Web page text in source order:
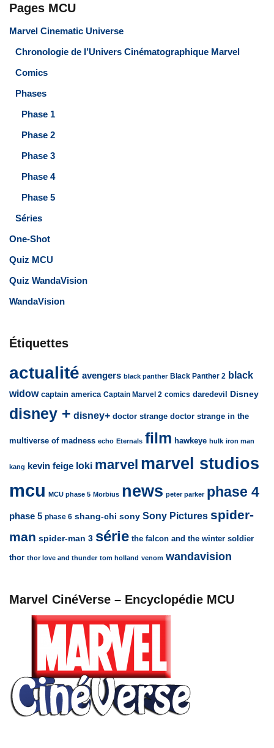
Pages MCU
Marvel Cinematic Universe
Chronologie de l’Univers Cinématographique Marvel
Comics
Phases
Phase 1
Phase 2
Phase 3
Phase 4
Phase 5
Séries
One-Shot
Quiz MCU
Quiz WandaVision
WandaVision
Étiquettes
actualité avengers black panther Black Panther 2 black
widow captain america Captain Marvel 2 comics daredevil Disney
disney + disney+ doctor strange doctor strange in the
multiverse of madness echo Eternals film hawkeye hulk iron man
kang kevin feige loki marvel marvel studios
mcu MCU phase 5 Morbius news peter parker phase 4
phase 5 phase 6 shang-chi sony Sony Pictures spider-
man spider-man 3 série the falcon and the winter soldier
thor thor love and thunder tom holland venom wandavision
Marvel CinéVerse – Encyclopédie MCU